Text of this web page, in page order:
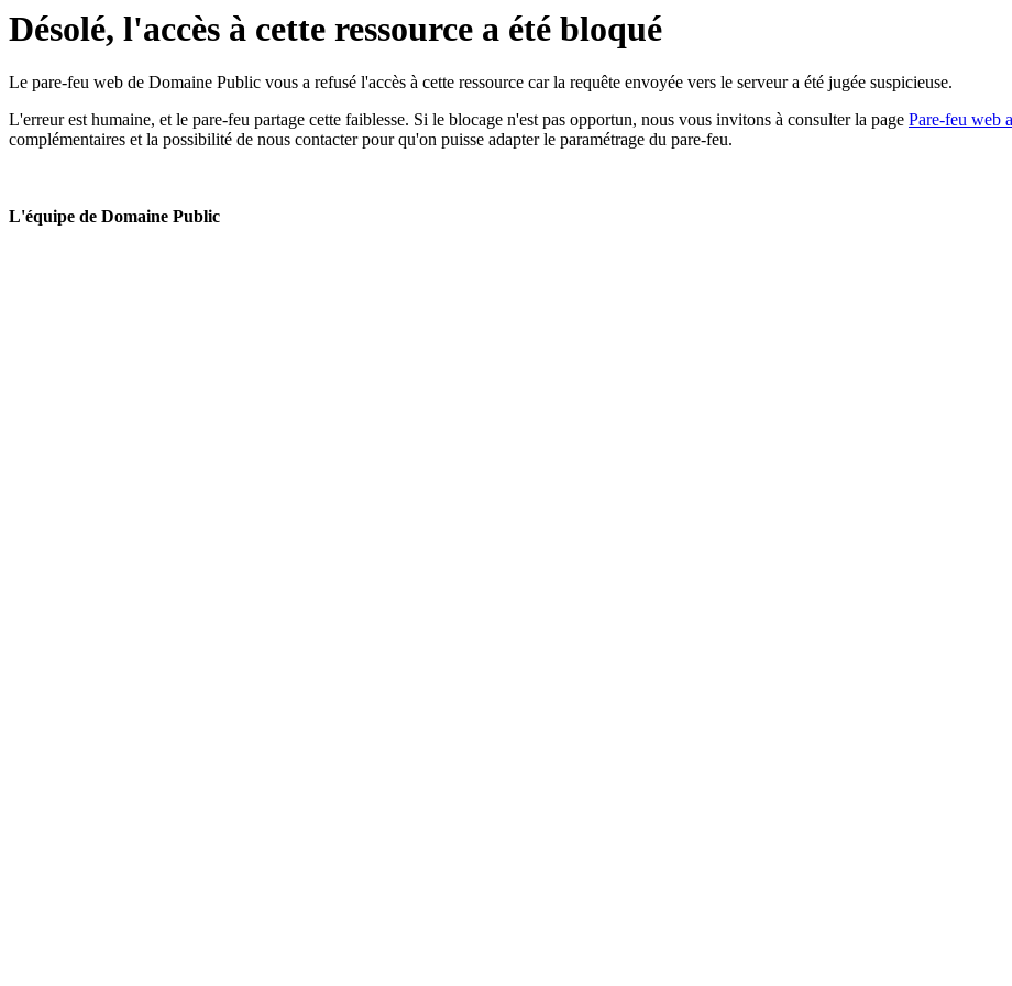
Désolé, l'accès à cette ressource a été bloqué
Le pare-feu web de Domaine Public vous a refusé l'accès à cette ressource car la requête envoyée vers le serveur a été jugée suspicieuse.
L'erreur est humaine, et le pare-feu partage cette faiblesse. Si le blocage n'est pas opportun, nous vous invitons à consulter la page Pare-feu web
complémentaires et la possibilité de nous contacter pour qu'on puisse adapter le paramétrage du pare-feu.
L'équipe de Domaine Public